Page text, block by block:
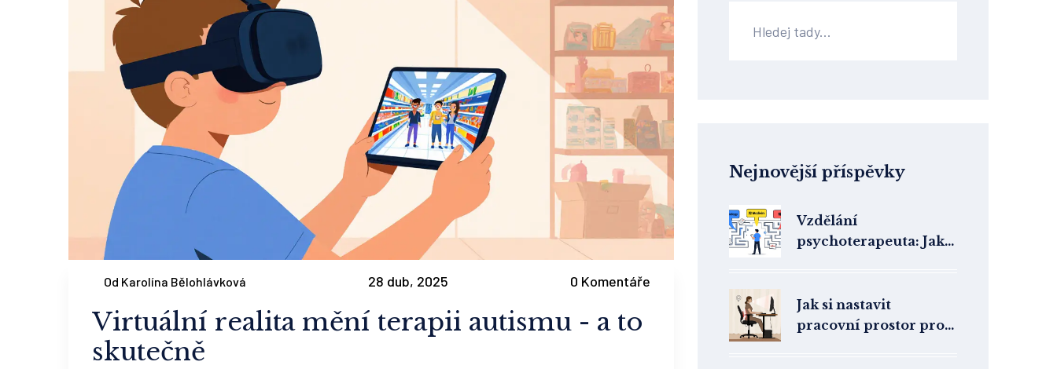
Od Karolína Bělohlávková 28 dub, 2025 0 Komentáře
Virtuální realita mění terapii autismu - a to
skutečně
Nejnovější příspěvky
Vzdělání
psychoterapeuta: Jak
odborníka v ČR
Jak si nastavit
pracovní prostor pro